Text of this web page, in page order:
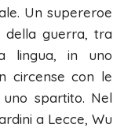
Un supereroe
della guerra, tra
lingua, in uno
circense con le
spartito. Nel
a Lecce, Wu